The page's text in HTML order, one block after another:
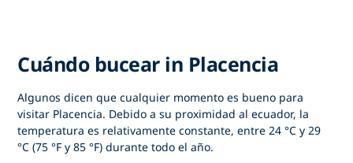
Cuándo bucear in Placencia
Algunos dicen que cualquier momento es bueno para
visitar Placencia. Debido a su proximidad al ecuador, la
temperatura es relativamente constante, entre 24 °C y 29
°C (75 °F y 85 °F) durante todo el año.